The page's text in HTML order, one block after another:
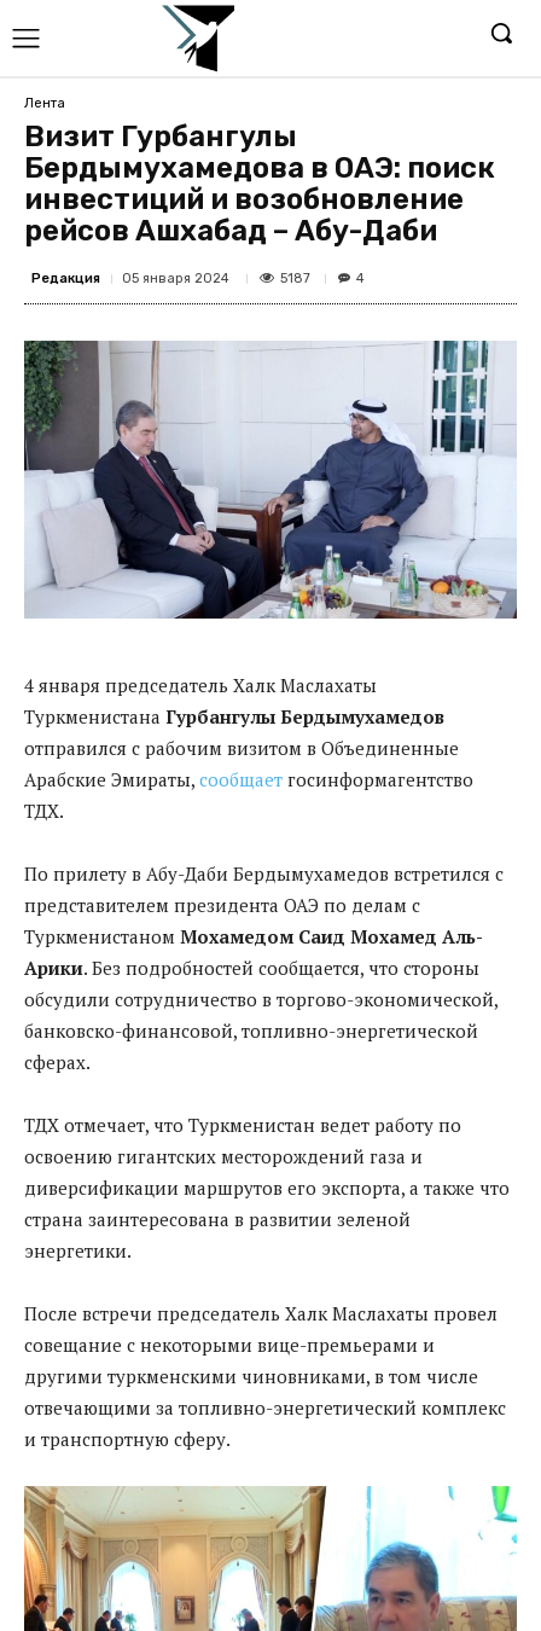
Лента
Визит Гурбангулы
Бердымухамедова в ОАЭ: поиск
инвестиций и возобновление
рейсов Ашхабад – Абу-Даби
Редакция 05 января 2024 5187 4
4 января председатель Халк Маслахаты
Туркменистана Гурбангулы Бердымухамедов
отправился с рабочим визитом в Объединенные
Арабские Эмираты, сообщает госинформагентство
ТДХ.
По прилету в Абу-Даби Бердымухамедов встретился с
представителем президента ОАЭ по делам с
Туркменистаном Мохамедом Саид Мохамед Аль-
Арики. Без подробностей сообщается, что стороны
обсудили сотрудничество в торгово-экономической,
банковско-финансовой, топливно-энергетической
сферах.
ТДХ отмечает, что Туркменистан ведет работу по
освоению гигантских месторождений газа и
диверсификации маршрутов его экспорта, а также что
страна заинтересована в развитии зеленой
энергетики.
После встречи председатель Халк Маслахаты провел
совещание с некоторыми вице-премьерами и
другими туркменскими чиновниками, в том числе
отвечающими за топливно-энергетический комплекс
и транспортную сферу.